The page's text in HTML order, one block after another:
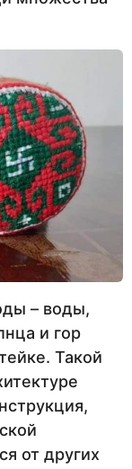
– воды,
и гор
Такой
от других